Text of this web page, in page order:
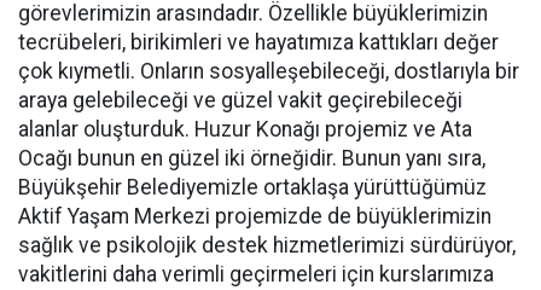
görevlerimizin arasındadır. Özellikle büyüklerimizin
tecrübeleri, birikimleri ve hayatımıza kattıkları değer
çok kıymetli. Onların sosyalleşebileceği, dostlarıyla bir
araya gelebileceği ve güzel vakit geçirebileceği
alanlar oluşturduk. Huzur Konağı projemiz ve Ata
Ocağı bunun en güzel iki örneğidir. Bunun yanı sıra,
Büyükşehir Belediyemizle ortaklaşa yürüttüğümüz
Aktif Yaşam Merkezi projemizde de büyüklerimizin
sağlık ve psikolojik destek hizmetlerimizi sürdürüyor,
vakitlerini daha verimli geçirmeleri için kurslarımıza